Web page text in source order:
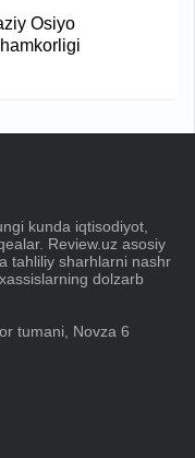
Osiyo
kunda iqtisodiyot,
Review.uz asosiy
tahliliy sharhlarni nashr
dolzarb
tumani, Novza 6